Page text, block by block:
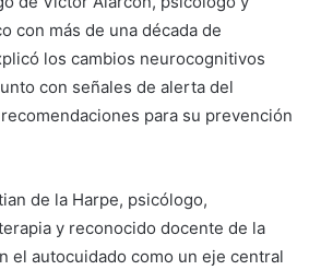
con más de una década de
los cambios neurocognitivos
con señales de alerta del
para su prevención
de la Harpe, psicólogo,
y reconocido docente de la
el autocuidado como un eje central